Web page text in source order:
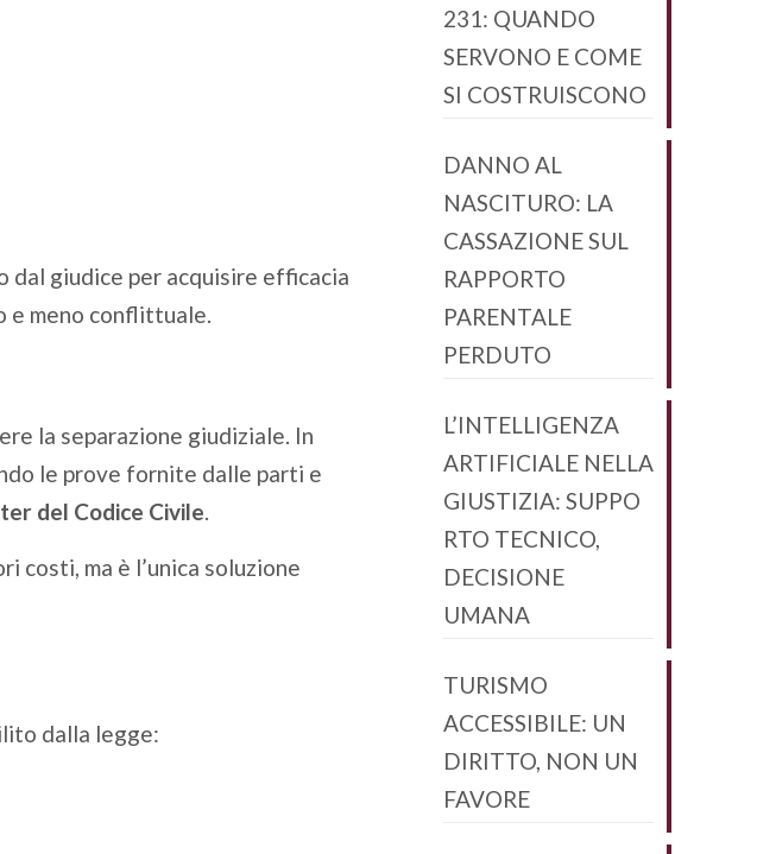
dal giudice per acquisire efficacia
e meno conflittuale.
la separazione giudiziale. In
le prove fornite dalle parti e
del Codice Civile.
costi, ma è l’unica soluzione
dalla legge:
231: QUANDO
SERVONO E COME
SI COSTRUISCONO
DANNO AL
NASCITURO: LA
CASSAZIONE SUL
RAPPORTO
PARENTALE
PERDUTO
L’INTELLIGENZA
ARTIFICIALE NELLA
GIUSTIZIA: SUPPO
RTO TECNICO,
DECISIONE
UMANA
TURISMO
ACCESSIBILE: UN
DIRITTO, NON UN
FAVORE